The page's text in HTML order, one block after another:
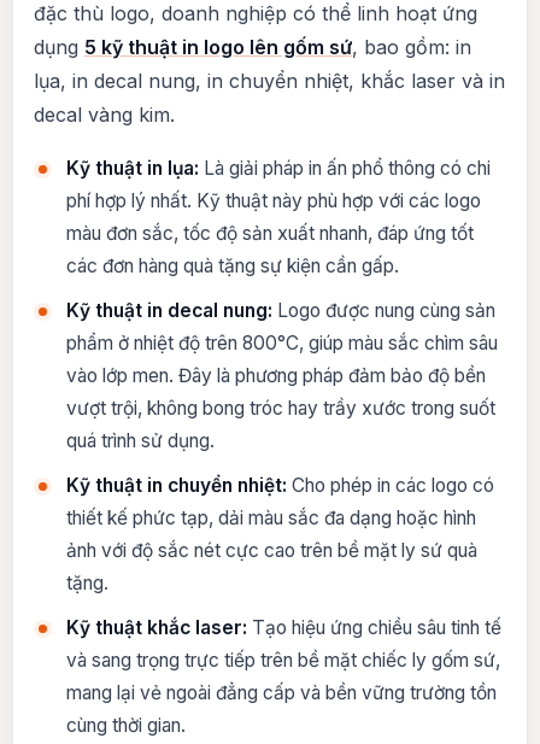
đặc thù logo, doanh nghiệp có thể linh hoạt ứng
dụng 5 kỹ thuật in logo lên gốm sứ, bao gồm: in
lụa, in decal nung, in chuyển nhiệt, khắc laser và in
decal vàng kim.
Kỹ thuật in lụa: Là giải pháp in ấn phổ thông có chi
phí hợp lý nhất. Kỹ thuật này phù hợp với các logo
màu đơn sắc, tốc độ sản xuất nhanh, đáp ứng tốt
các đơn hàng quà tặng sự kiện cần gấp.
Kỹ thuật in decal nung: Logo được nung cùng sản
phẩm ở nhiệt độ trên 800°C, giúp màu sắc chìm sâu
vào lớp men. Đây là phương pháp đảm bảo độ bền
vượt trội, không bong tróc hay trầy xước trong suốt
quá trình sử dụng.
Kỹ thuật in chuyển nhiệt: Cho phép in các logo có
thiết kế phức tạp, dải màu sắc đa dạng hoặc hình
ảnh với độ sắc nét cực cao trên bề mặt ly sứ quà
tặng.
Kỹ thuật khắc laser: Tạo hiệu ứng chiều sâu tinh tế
và sang trọng trực tiếp trên bề mặt chiếc ly gốm sứ,
mang lại vẻ ngoài đẳng cấp và bền vững trường tồn
cùng thời gian.